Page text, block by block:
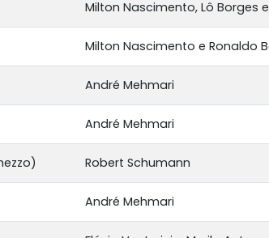
Milton Nascimento, Lô Borges
Milton Nascimento e Ronaldo
André Mehmari
André Mehmari
Robert Schumann
André Mehmari